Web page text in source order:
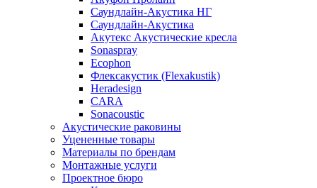
Саундлайн-Акустика НГ
Саундлайн-Акустика
Акутекс Акустические кресла
Sonaspray
Ecophon
Флексакустик (Flexakustik)
Heradesign
CARA
Sonacoustic
Акустические раковины
Уцененные товары
Материалы по брендам
Монтажные услуги
Проектное бюро